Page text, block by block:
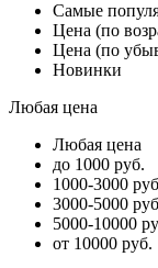
Самые
Цена (по
Цена (по
Новинки
Любая цена
Любая цена
до 1000 руб.
1000-3000
3000-5000
5000-10000
от 10000 руб.